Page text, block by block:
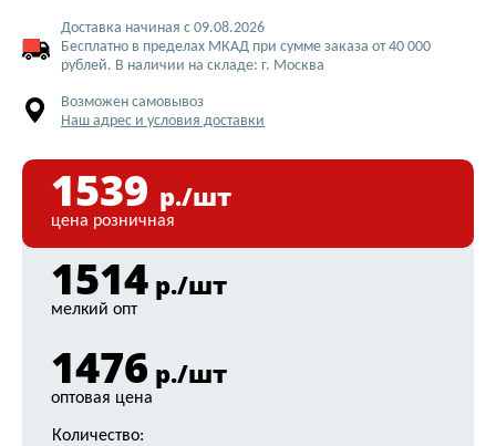
Доставка начиная с 09.08.2026
Бесплатно в пределах МКАД при сумме заказа от 40 000
рублей. В наличии на складе: г. Москва
Возможен самовывоз
Наш адрес и условия доставки
1539 р./шт
цена розничная
1514 р./шт
мелкий опт
1476 р./шт
оптовая цена
Количество: